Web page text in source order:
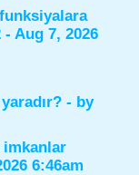
- Aug 7, 2026
- by
imkanlar
6:46am